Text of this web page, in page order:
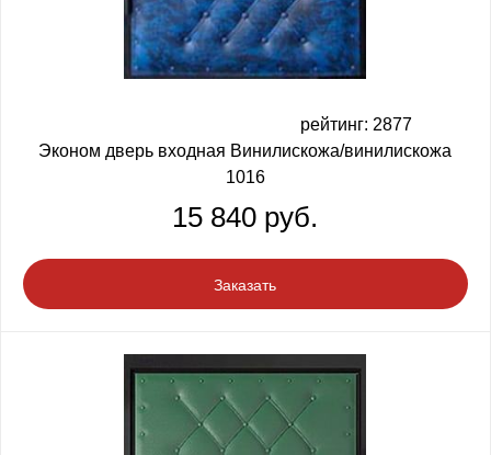
рейтинг: 2877
Эконом дверь входная Винилискожа/винилискожа
1016
15 840 руб.
Заказать